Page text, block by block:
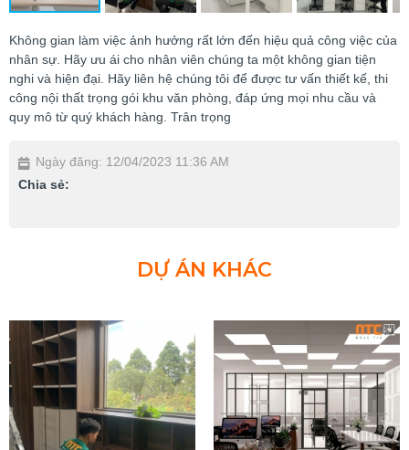
Không gian làm việc ảnh hưởng rất lớn đến hiệu quả công việc của
nhân sự. Hãy ưu ái cho nhân viên chúng ta một không gian tiện
nghi và hiện đại. Hãy liên hệ chúng tôi để được tư vấn thiết kế, thi
công nội thất trọng gói khu văn phòng, đáp ứng mọi nhu cầu và
quy mô từ quý khách hàng. Trân trọng
Ngày đăng: 12/04/2023 11:36 AM
Chia sẻ:
DỰ ÁN KHÁC